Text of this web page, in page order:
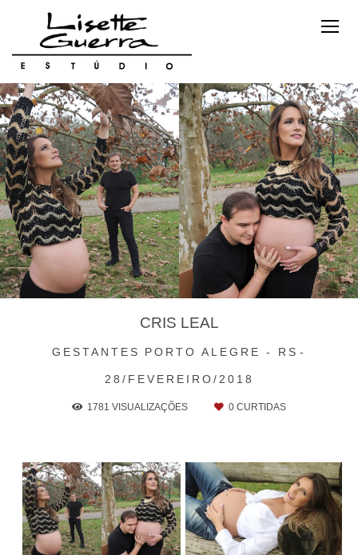
GESTANTES PORTO ALEGRE - RS
28/FEVEREIRO/2018
CRIS LEAL
1781 VISUALIZAÇÕES 0 CURTIDAS